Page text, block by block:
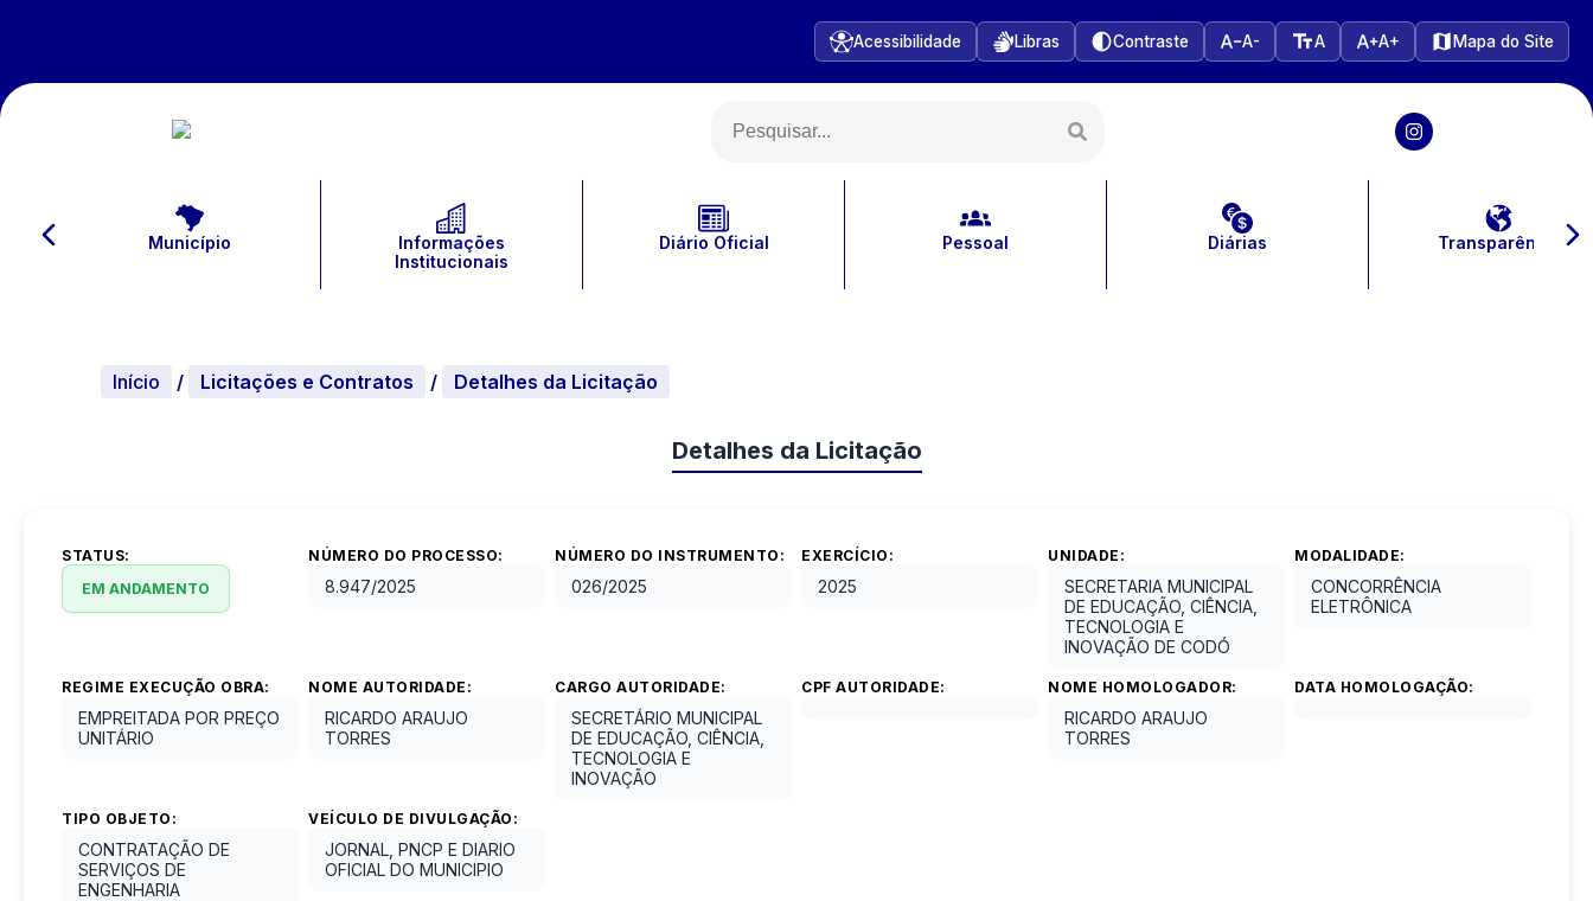
Acessibilidade Libras Contraste A- A A+ Mapa do Site
Município
Informações
Institucionais
Diário Oficial Pessoal Diárias Transparência
Início / Licitações e Contratos / Detalhes da Licitação
Detalhes da Licitação
STATUS:
EM ANDAMENTO
NÚMERO DO PROCESSO:
8.947/2025
NÚMERO DO INSTRUMENTO:
026/2025
EXERCÍCIO:
2025
UNIDADE:
SECRETARIA MUNICIPAL
DE EDUCAÇÃO, CIÊNCIA,
TECNOLOGIA E
INOVAÇÃO DE CODÓ
MODALIDADE:
CONCORRÊNCIA
ELETRÔNICA
REGIME EXECUÇÃO OBRA:
EMPREITADA POR PREÇO
UNITÁRIO
NOME AUTORIDADE:
RICARDO ARAUJO
TORRES
CARGO AUTORIDADE:
SECRETÁRIO MUNICIPAL
DE EDUCAÇÃO, CIÊNCIA,
TECNOLOGIA E
INOVAÇÃO
CPF AUTORIDADE: NOME HOMOLOGADOR:
RICARDO ARAUJO
TORRES
DATA HOMOLOGAÇÃO:
TIPO OBJETO:
CONTRATAÇÃO DE
SERVIÇOS DE
ENGENHARIA
VEÍCULO DE DIVULGAÇÃO:
JORNAL, PNCP E DIARIO
OFICIAL DO MUNICIPIO